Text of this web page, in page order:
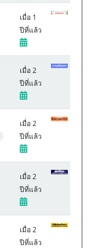
เมื่อ 1
ปีที่แล้ว
เมื่อ 2
ปีที่แล้ว
เมื่อ 2
ปีที่แล้ว
เมื่อ 2
ปีที่แล้ว
เมื่อ 2
ปีที่แล้ว